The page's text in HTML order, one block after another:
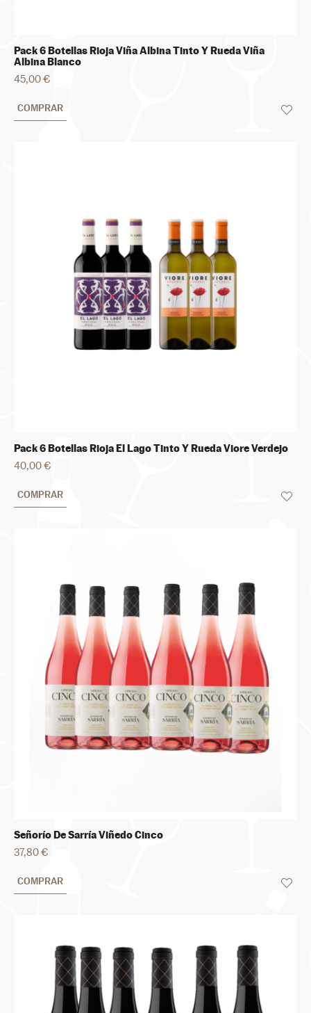
Pack 6 Botellas Rioja Viña Albina Tinto Y Rueda Viña
Albina Blanco
45,00 €
COMPRAR
Pack 6 Botellas Rioja El Lago Tinto Y Rueda Viore Verdejo
40,00 €
COMPRAR
Señorío De Sarría Viñedo Cinco
37,80 €
COMPRAR